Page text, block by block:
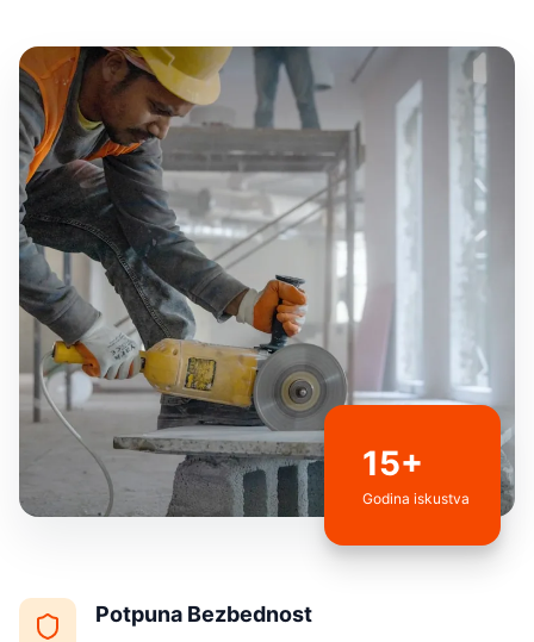
15+
Godina iskustva
Potpuna Bezbednost